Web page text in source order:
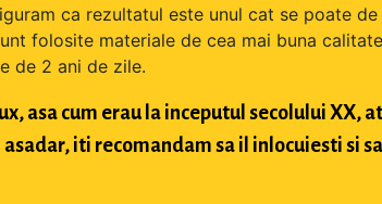
ca rezultatul este unul cat se poate
folosite materiale de cea mai buna
de 2 ani de zile.
asa cum erau la inceputul secolului
iti recomandam sa il inlocuiesti si